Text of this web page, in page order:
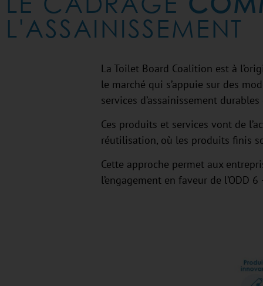
L'ASSAINISSEMENT
La Toilet Board Coalition est à
le marché qui s’appuie sur des
services d’assainissement
Ces produits et services vont de
réutilisation, où les produits finis
Cette approche permet aux
l’engagement en faveur de l’ODD